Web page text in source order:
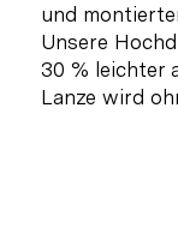
und
Unsere
30 % leichter
Lanze wird